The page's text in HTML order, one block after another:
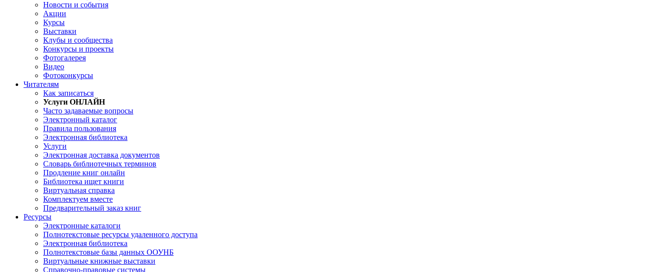
Новости и события
Акции
Курсы
Выставки
Клубы и сообщества
Конкурсы и проекты
Фотогалерея
Видео
Фотоконкурсы
Читателям
Как записаться
Услуги ОНЛАЙН
Часто задаваемые вопросы
Электронный каталог
Правила пользования
Электронная библиотека
Услуги
Электронная доставка документов
Словарь библиотечных терминов
Продление книг онлайн
Библиотека ищет книги
Виртуальная справка
Комплектуем вместе
Предварительный заказ книг
Ресурсы
Электронные каталоги
Полнотекстовые ресурсы удаленного доступа
Электронная библиотека
Полнотекстовые базы данных ООУНБ
Виртуальные книжные выставки
Справочно-правовые системы